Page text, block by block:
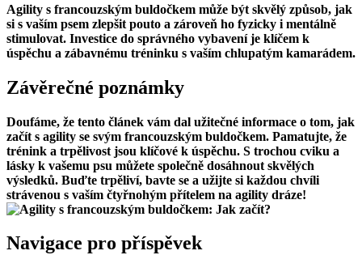
Agility s francouzským buldočkem může být skvělý způsob, jak
si s vaším psem zlepšit pouto a zároveň ho fyzicky i mentálně
stimulovat. Investice do správného vybavení je klíčem k
úspěchu a zábavnému tréninku s vaším chlupatým kamarádem.
Závěrečné poznámky
Doufáme, že tento článek vám dal užitečné informace o tom, jak
začít s agility se svým francouzským buldočkem. Pamatujte, že
trénink a trpělivost jsou klíčové k úspěchu. S trochou cviku a
lásky k vašemu psu můžete společně dosáhnout skvělých
výsledků. Buďte trpěliví, bavte se a užijte si každou chvíli
strávenou s vaším čtyřnohým přítelem na agility dráze!
Navigace pro příspěvek